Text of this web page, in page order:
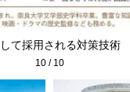
て採用される対策技術
10/ 10